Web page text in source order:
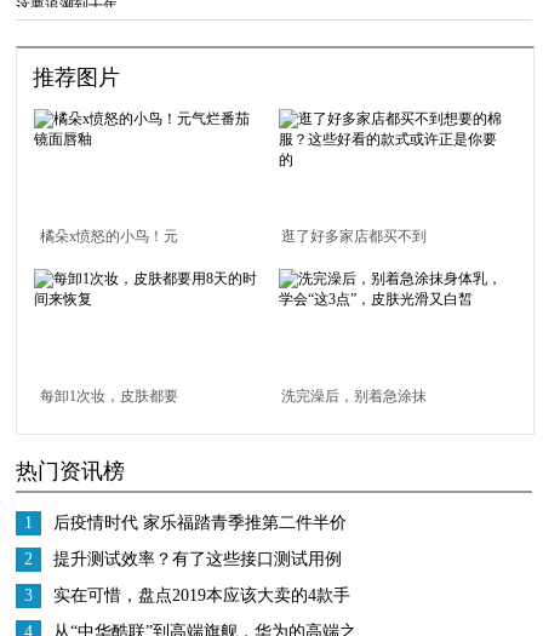
推荐图片
橘朵x愤怒的小鸟！元
气烂番茄镜面唇釉
逛了好多家店都买不到
想要的棉服？这些好看
的款式或许正是你要的
每卸1次妆，皮肤都要 洗完澡后，别着急涂抹
热门资讯榜
1
后疫情时代 家乐福踏青季推第二件半价
迎报复性消费
2
提升测试效率？有了这些接口测试用例
+工具都不是问题
3
实在可惜，盘点2019本应该大卖的4款手
机
4 从“中华酷联”到高端旗舰，华为的高端之